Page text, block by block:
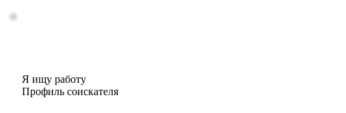
Я ищу работу
Профиль соискателя